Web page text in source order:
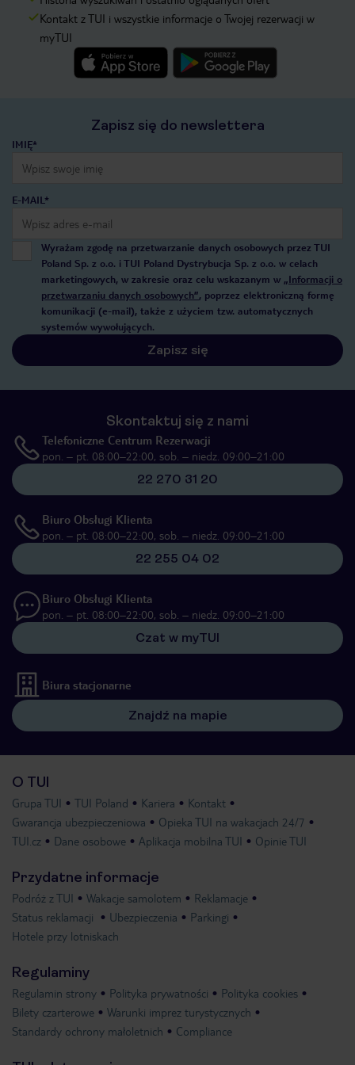
Kontakt z TUI i wszystkie informacje o Twojej rezerwacji w
myTUI
Zapisz się do newslettera
IMIĘ*
E-MAIL*
Wyrażam zgodę na przetwarzanie danych osobowych przez TUI
Poland Sp. z o.o. i TUI Poland Dystrybucja Sp. z o.o. w celach
marketingowych, w zakresie oraz celu wskazanym w „Informacji o
przetwarzaniu danych osobowych”, poprzez elektroniczną formę
komunikacji (e-mail), także z użyciem tzw. automatycznych
systemów wywołujących.
Zapisz się
Skontaktuj się z nami
Telefoniczne Centrum Rezerwacji
pon. – pt. 08:00–22:00, sob. – niedz. 09:00–21:00
22 270 31 20
Biuro Obsługi Klienta
pon. – pt. 08:00–22:00, sob. – niedz. 09:00–21:00
22 255 04 02
Biuro Obsługi Klienta
pon. – pt. 08:00–22:00, sob. – niedz. 09:00–21:00
Czat w myTUI
Biura stacjonarne
Znajdź na mapie
O TUI
Grupa TUI TUI Poland Kariera
Kontakt
Gwarancja ubezpieczeniowa
Opieka TUI na wakacjach 24/7
TUI.cz
Dane osobowe Aplikacja mobilna TUI Opinie TUI
Przydatne informacje
Podróż z TUI Wakacje samolotem
Reklamacje
Status reklamacji
Ubezpieczenia
Parkingi
Hotele przy lotniskach
Regulaminy
Regulamin strony Polityka prywatności
Polityka cookies
Bilety czarterowe
Warunki imprez turystycznych
Standardy ochrony małoletnich
Compliance